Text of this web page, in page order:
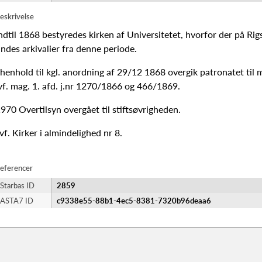
1868 bestyredes kirken af Universitetet, hvorfor der på
arkivalier fra denne periode.
til kgl. anordning af 29/12 1868 overgik patronatet til
mag. 1. afd. j.nr 1270/1866 og 466/1869.
Overtilsyn overgået til stiftsøvrigheden.
Kirker i almindelighed nr 8.
Starbas ID
2859
ASTA7 ID
c9338e55-88b1-4ec5-8381-7320b96deaa6